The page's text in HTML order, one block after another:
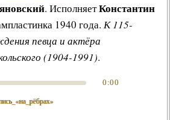
. ИсполняетКонстантин
1940 года. К 115-
певца и актёра
(1904-1991).
0:00